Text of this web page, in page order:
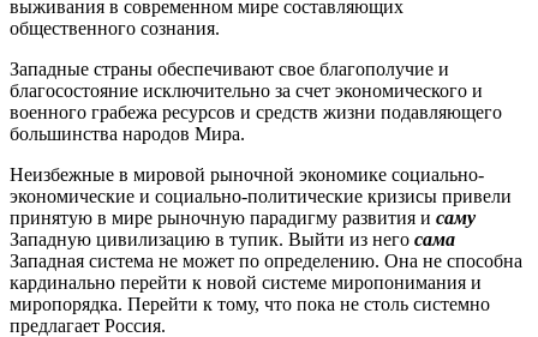
выживания в современном мире составляющих
общественного сознания.
Западные страны обеспечивают свое благополучие и
благосостояние исключительно за счет экономического и
военного грабежа ресурсов и средств жизни подавляющего
большинства народов Мира.
Неизбежные в мировой рыночной экономике социально-
экономические и социально-политические кризисы привели
принятую в мире рыночную парадигму развития и саму
Западную цивилизацию в тупик. Выйти из него сама
Западная система не может по определению. Она не способна
кардинально перейти к новой системе миропонимания и
миропорядка. Перейти к тому, что пока не столь системно
предлагает Россия.